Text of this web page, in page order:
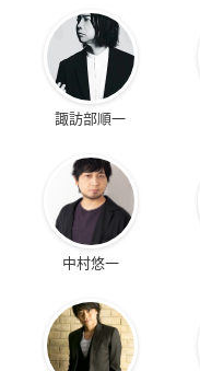
諏訪部順一
中村悠一